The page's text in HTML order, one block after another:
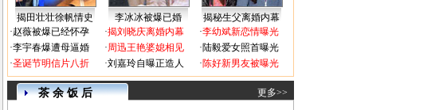
揭田壮壮徐帆情史 李冰冰被爆已婚
揭秘生父离婚内幕
·赵薇被爆已经怀孕
·李宇春爆遭母逼婚
·圣诞节明信片八折
·揭刘晓庆离婚内幕
·周迅王艳婆媳相见
·刘嘉玲自曝正造人
·李幼斌新恋情曝光
·陆毅爱女照首曝光
·陈好新男友被曝光
茶 余 饭 后 更多>>